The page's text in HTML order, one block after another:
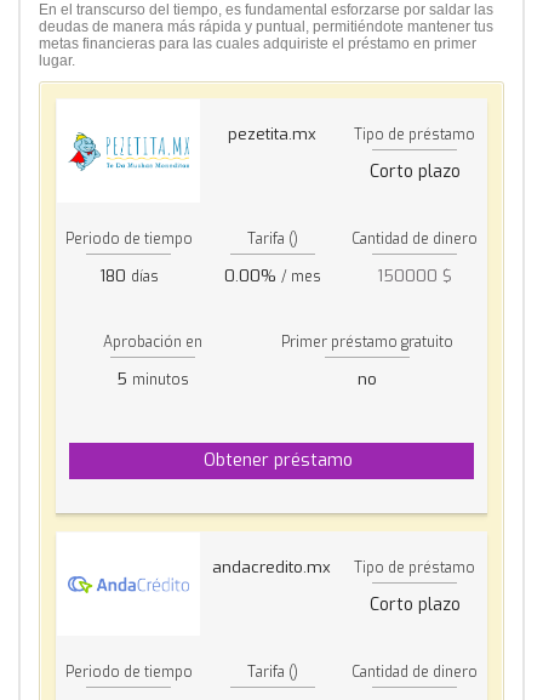
En el transcurso del tiempo, es fundamental esforzarse por saldar las
deudas de manera más rápida y puntual, permitiéndote mantener tus
metas financieras para las cuales adquiriste el préstamo en primer
lugar.
pezetita.mx Tipo de préstamo
Corto plazo
Periodo de tiempo
180 días
Tarifa ()
0.00% / mes
Cantidad de dinero
150000 $
Aprobación en
5 minutos
Primer préstamo gratuito
no
Obtener préstamo
andacredito.mx Tipo de préstamo
Corto plazo
Periodo de tiempo Tarifa () Cantidad de dinero